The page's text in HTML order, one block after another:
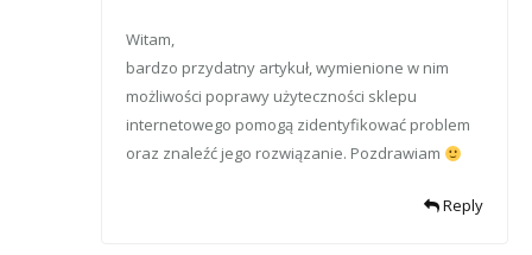
Witam,
bardzo przydatny artykuł, wymienione w nim
możliwości poprawy użyteczności sklepu
internetowego pomogą zidentyfikować problem
oraz znaleźć jego rozwiązanie. Pozdrawiam
Reply